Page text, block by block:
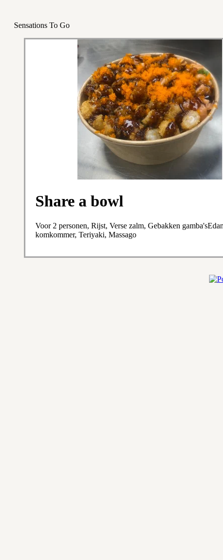
Sensations To Go
Share a bowl
Voor 2 personen, Rijst, Verse zalm, Gebakken
komkommer, Teriyaki, Massago